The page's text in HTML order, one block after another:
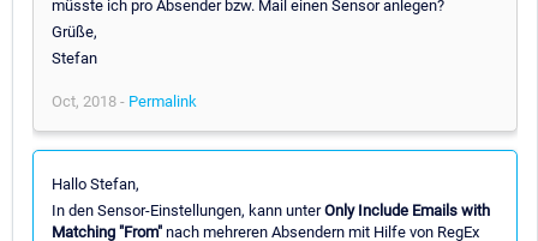
müsste ich pro Absender bzw. Mail einen Sensor anlegen?
Grüße,
Stefan
Oct, 2018 - Permalink
Hallo Stefan,
In den Sensor-Einstellungen, kann unterOnly Include Emails with
Matching "From" nach mehreren Absendern mit Hilfe von RegEx